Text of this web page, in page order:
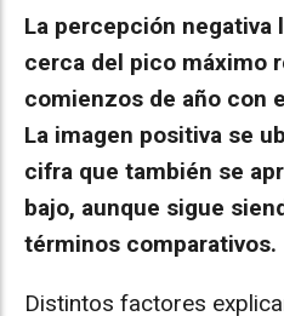
La percepción negativa
cerca del pico máximo
comienzos de año con
La imagen positiva se
cifra que también se
bajo, aunque sigue
términos comparativos.
Distintos factores